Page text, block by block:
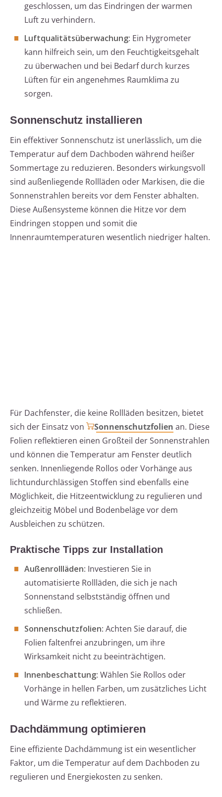
geschlossen, um das Eindringen der warmen
Luft zu verhindern.
Luftqualitätsüberwachung: Ein Hygrometer
kann hilfreich sein, um den Feuchtigkeitsgehalt
zu überwachen und bei Bedarf durch kurzes
Lüften für ein angenehmes Raumklima zu
sorgen.
Sonnenschutz installieren
Ein effektiver Sonnenschutz ist unerlässlich, um die
Temperatur auf dem Dachboden während heißer
Sommertage zu reduzieren. Besonders wirkungsvoll
sind außenliegende Rollläden oder Markisen, die die
Sonnenstrahlen bereits vor dem Fenster abhalten.
Diese Außensysteme können die Hitze vor dem
Eindringen stoppen und somit die
Innenraumtemperaturen wesentlich niedriger halten.
Für Dachfenster, die keine Rollläden besitzen, bietet
sich der Einsatz von
Sonnenschutzfolien an. Diese
Folien reflektieren einen Großteil der Sonnenstrahlen
und können die Temperatur am Fenster deutlich
senken. Innenliegende Rollos oder Vorhänge aus
lichtundurchlässigen Stoffen sind ebenfalls eine
Möglichkeit, die Hitzeentwicklung zu regulieren und
gleichzeitig Möbel und Bodenbeläge vor dem
Ausbleichen zu schützen.
Praktische Tipps zur Installation
Außenrollläden: Investieren Sie in
automatisierte Rollläden, die sich je nach
Sonnenstand selbstständig öffnen und
schließen.
Sonnenschutzfolien: Achten Sie darauf, die
Folien faltenfrei anzubringen, um ihre
Wirksamkeit nicht zu beeinträchtigen.
Innenbeschattung: Wählen Sie Rollos oder
Vorhänge in hellen Farben, um zusätzliches Licht
und Wärme zu reflektieren.
Dachdämmung optimieren
Eine effiziente Dachdämmung ist ein wesentlicher
Faktor, um die Temperatur auf dem Dachboden zu
regulieren und Energiekosten zu senken.